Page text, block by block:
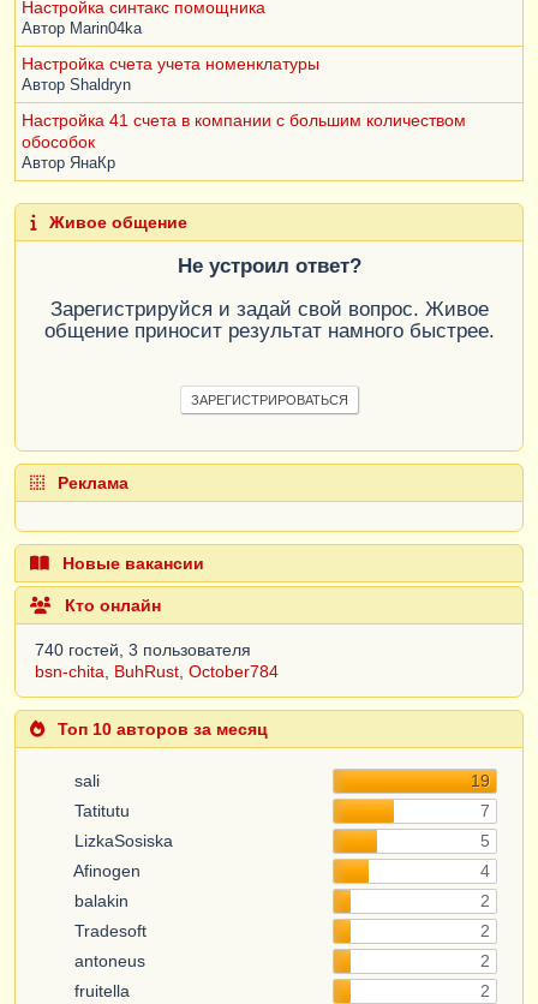
Настройка синтакс помощника
Автор Marin04ka
Настройка счета учета номенклатуры
Автор Shaldryn
Настройка 41 счета в компании с большим количеством
обособок
Автор ЯнаКр
Живое общение
Не устроил ответ?
Зарегистрируйся и задай свой вопрос. Живое
общение приносит результат намного быстрее.
ЗАРЕГИСТРИРОВАТЬСЯ
Реклама
Новые вакансии
Кто онлайн
740 гостей, 3 пользователя
bsn-chita, BuhRust, October784
Топ 10 авторов за месяц
sali
19
Tatitutu
7
LizkaSosiska
5
Afinogen
4
balakin
2
Tradesoft
2
antoneus
2
fruitella
2